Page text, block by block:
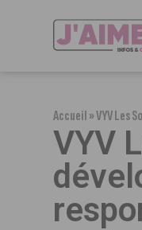
Accueil»VYV Les
VYV